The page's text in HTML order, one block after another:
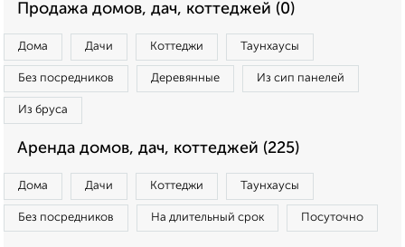
Продажа домов, дач, коттеджей (0)
Дома Дачи Коттеджи Таунхаусы
Без посредников Деревянные Из сип панелей
Из бруса
Аренда домов, дач, коттеджей (225)
Дома Дачи Коттеджи Таунхаусы
Без посредников На длительный срок Посуточно